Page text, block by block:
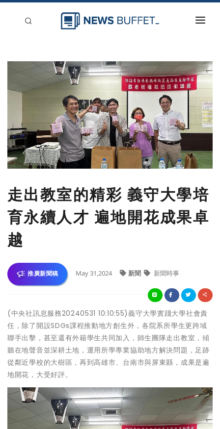
新聞稿分類
登入
走出教室的精彩 義守大學培
育永續人才 遍地開花成果卓
越
推廣新聞稿 May 31,2024 新聞 新聞時事
(中央社訊息服務20240531 10:10:55)義守大學實踐大學社會責
任，除了開設SDGs課程推動地方創生外，各院系所學生更跨域
聯手出擊，甚至還有外籍學生共同加入，師生團隊走出教室，傾
聽在地聲音並深耕土地，運用所學專業協助地方解決問題，足跡
從鄰近學校的大樹區，再到高雄市、台南市與屏東縣，成果是遍
地開花，大受好評。